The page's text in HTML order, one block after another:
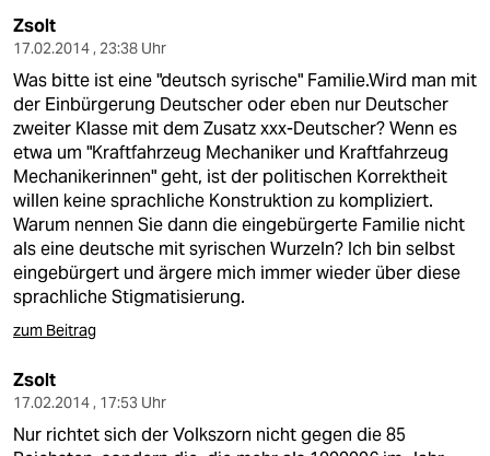
Zsolt
17.02.2014 , 23:38 Uhr
Was bitte ist eine "deutsch syrische" Familie.Wird man mit
der Einbürgerung Deutscher oder eben nur Deutscher
zweiter Klasse mit dem Zusatz xxx-Deutscher? Wenn es
etwa um "Kraftfahrzeug Mechaniker und Kraftfahrzeug
Mechanikerinnen" geht, ist der politischen Korrektheit
willen keine sprachliche Konstruktion zu kompliziert.
Warum nennen Sie dann die eingebürgerte Familie nicht
als eine deutsche mit syrischen Wurzeln? Ich bin selbst
eingebürgert und ärgere mich immer wieder über diese
sprachliche Stigmatisierung.
zum Beitrag
Zsolt
17.02.2014 , 17:53 Uhr
Nur richtet sich der Volkszorn nicht gegen die 85